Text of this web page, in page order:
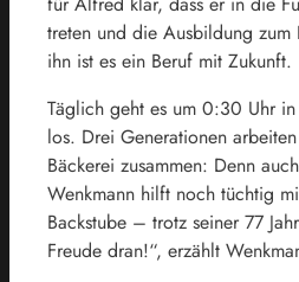
treten und die Ausbildung
ihn ist es ein Beruf mit Zukunft.
Täglich geht es um 0:30 Uhr
los. Drei Generationen
Bäckerei zusammen: Denn
Wenkmann hilft noch tüchtig
Backstube – trotz seiner 77
Freude dran!“, erzählt